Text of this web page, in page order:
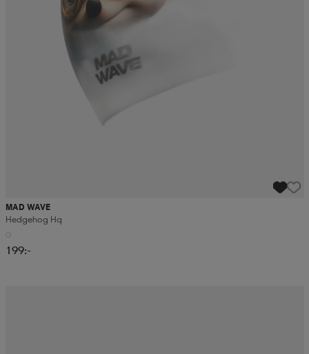
MAD WAVE
Hedgehog Hq
199:-